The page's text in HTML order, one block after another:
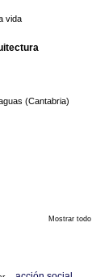
vida
(Cantabria)
Mostrar todo